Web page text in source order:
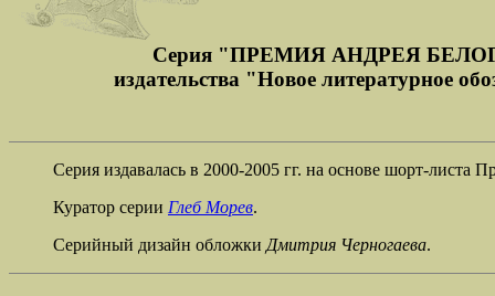
Серия "ПРЕМИЯ АНДРЕЯ
издательства "Новое литературное
Серия издавалась в 2000-2005 гг. на основе шорт-
Куратор серии Глеб Морев.
Серийный дизайн обложки Дмитрия Черногаева.